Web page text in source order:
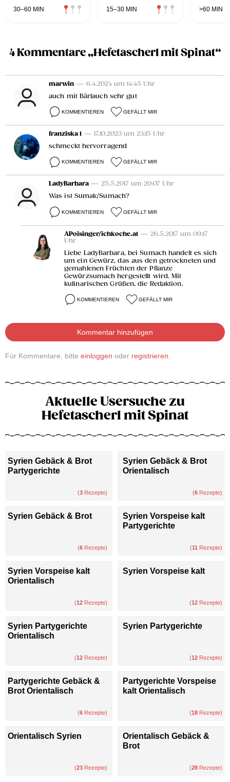
30–60 MIN 15–30 MIN >60 MIN
4 Kommentare „Hefetascherl mit Spinat“
marwin — 6.4.2024 um 14:45 Uhr
auch mit Bärlauch sehr gut
KOMMENTIEREN GEFÄLLT MIR
franziska 1 — 17.10.2023 um 23:15 Uhr
schmeckt hervorragend
KOMMENTIEREN GEFÄLLT MIR
LadyBarbara — 25.5.2017 um 20:07 Uhr
Was ist Sumak/Sumach?
KOMMENTIEREN GEFÄLLT MIR
APoisinger/ichkoche.at — 26.5.2017 um 09:17
Uhr
Liebe LadyBarbara, bei Sumach handelt es sich
um ein Gewürz, das aus den getrockneten und
gemahlenen Früchten der Pflanze
Gewürzsumach hergestellt wird. Mit
kulinarischen Grüßen, die Redaktion.
KOMMENTIEREN GEFÄLLT MIR
Kommentar hinzufügen
Für Kommentare, bitte einloggen oder registrieren
Aktuelle Usersuche zu
Hefetascherl mit Spinat
Syrien Gebäck & Brot
Partygerichte
(3 Rezepte)
Syrien Gebäck & Brot
Orientalisch
(6 Rezepte)
Syrien Gebäck & Brot
(6 Rezepte)
Syrien Vorspeise kalt
Partygerichte
(11 Rezepte)
Syrien Vorspeise kalt
Orientalisch
(12 Rezepte)
Syrien Vorspeise kalt
(12 Rezepte)
Syrien Partygerichte
Orientalisch
(12 Rezepte)
Syrien Partygerichte
(12 Rezepte)
Partygerichte Gebäck &
Brot Orientalisch
(6 Rezepte)
Partygerichte Vorspeise
kalt Orientalisch
(18 Rezepte)
Orientalisch Syrien
(23 Rezepte)
Orientalisch Gebäck &
Brot
(28 Rezepte)